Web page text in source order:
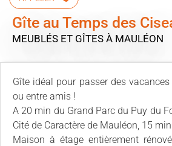
Gîte au Temps des
MEUBLÉS ET GÎTES À MAULÉON
Gîte idéal pour passer des
ou entre amis !
A 20 min du Grand Parc du Puy du
Cité de Caractère de Mauléon, 15
Maison à étage entièrement